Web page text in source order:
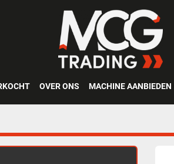
OVER ONS MACHINE AANBIEDEN